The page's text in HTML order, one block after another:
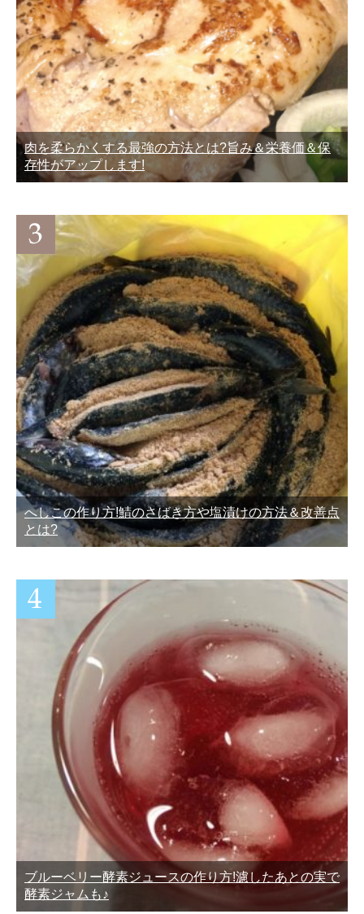
肉を柔らかくする最強の方法とは?旨み＆栄養価＆保
存性がアップします!
へしこの作り方!鯖のさばき方や塩漬けの方法＆改善点
とは?
ブルーベリー酵素ジュースの作り方!濾したあとの実で
酵素ジャムも♪